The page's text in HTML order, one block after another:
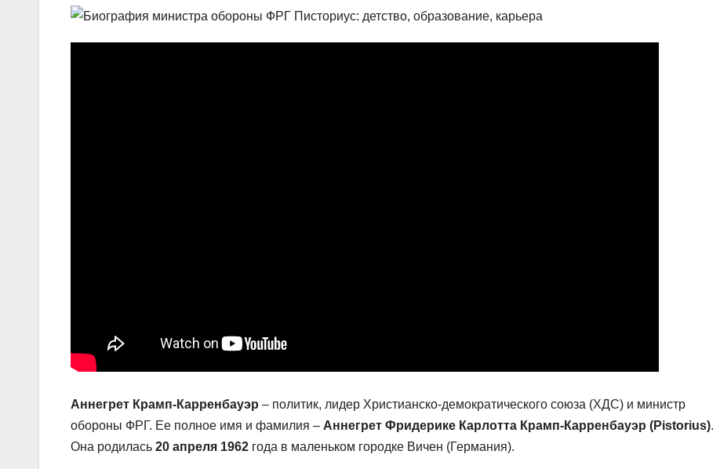
Аннегрет Крамп-Карренбауэр – политик, лидер Христианско-демократического союза (ХДС) и министр
обороны ФРГ. Ее полное имя и фамилия – Аннегрет Фридерике Карлотта Крамп-Карренбауэр (Pistorius).
Она родилась 20 апреля 1962 года в маленьком городке Вичен (Германия).